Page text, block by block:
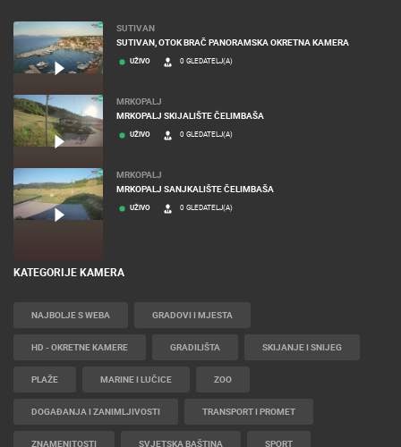
SUTIVAN
SUTIVAN, OTOK BRAČ PANORAMSKA OKRETNA KAMERA
UŽIVO 0 GLEDATELJ(A)
MRKOPALJ
MRKOPALJ SKIJALIŠTE ČELIMBAŠA
UŽIVO 0 GLEDATELJ(A)
MRKOPALJ
MRKOPALJ SANJKALIŠTE ČELIMBAŠA
UŽIVO 0 GLEDATELJ(A)
KATEGORIJE KAMERA
NAJBOLJE S WEBA GRADOVI I MJESTA
HD - OKRETNE KAMERE GRADILIŠTA SKIJANJE I SNIJEG
PLAŽE MARINE I LUČICE ZOO
DOGAĐANJA I ZANIMLJIVOSTI TRANSPORT I PROMET
ZNAMENITOSTI SVJETSKA BAŠTINA SPORT